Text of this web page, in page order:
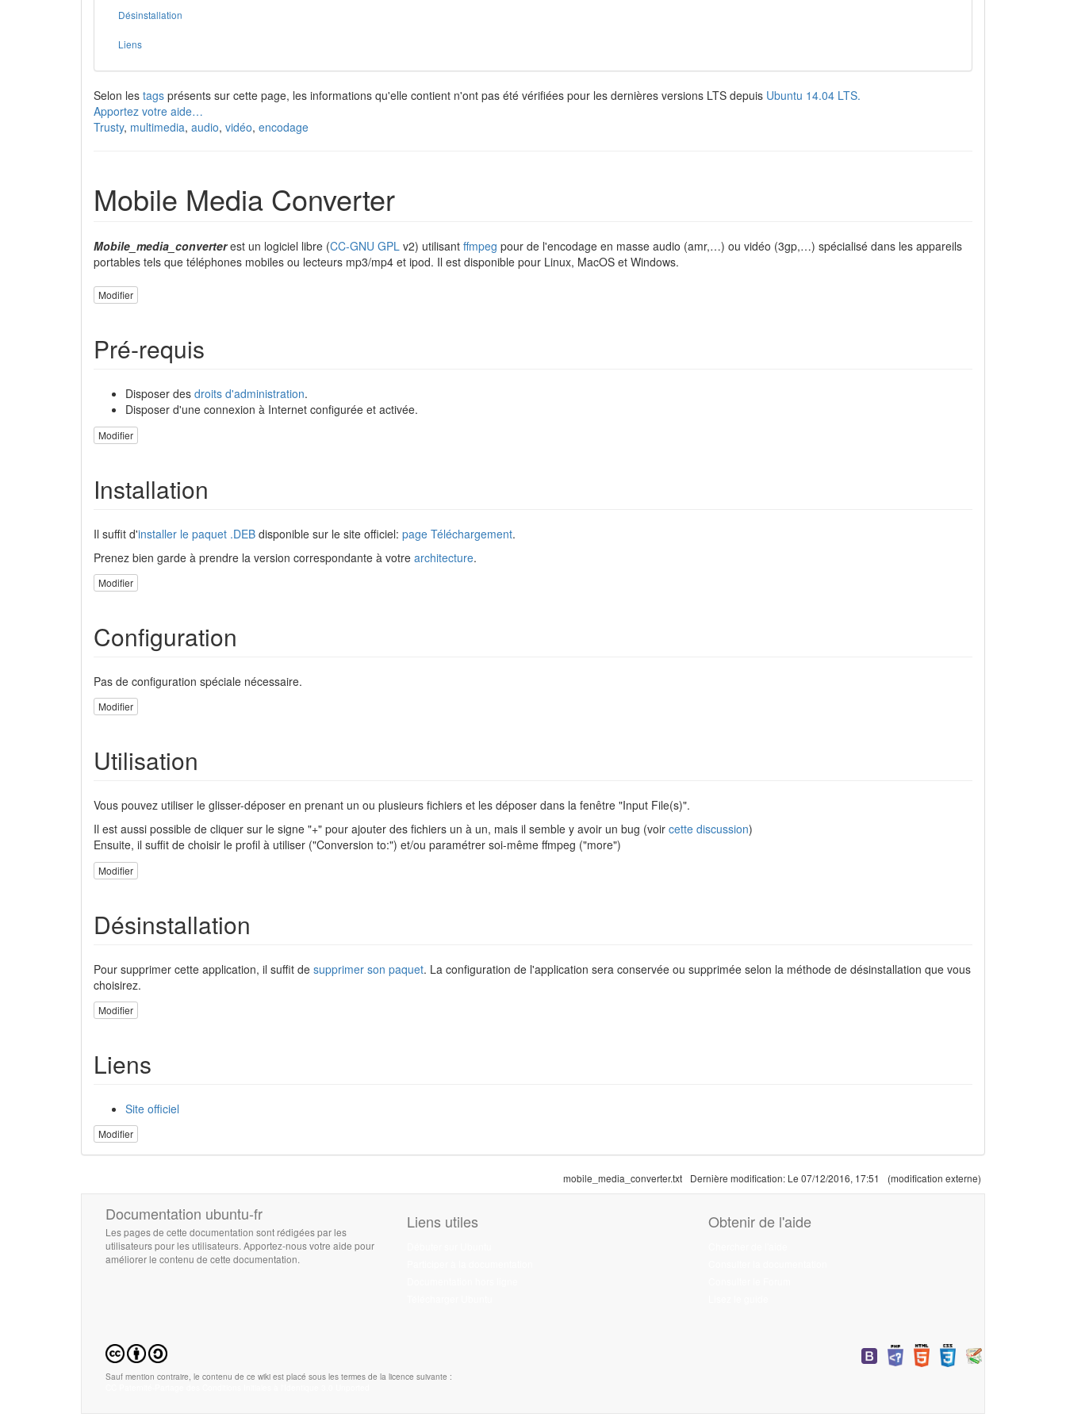
Désinstallation
Liens
Selon les tags présents sur cette page, les informations qu'elle contient n'ont pas été vérifiées pour les dernières versions LTS depuis Ubuntu 14.04 LTS.
Apportez votre aide…
Trusty, multimedia, audio, vidéo, encodage
Mobile Media Converter
Mobile_media_converterest un logiciel libre (CC-GNU GPL v2) utilisant ffmpeg pour de l'encodage en masse audio (amr,…) ou vidéo (3gp,…) spécialisé dans les appareils
portables tels que téléphones mobiles ou lecteurs mp3/mp4 et ipod. Il est disponible pour Linux, MacOS et Windows.
Modifier
Pré-requis
Disposer des droits d'administration.
Disposer d'une connexion à Internet configurée et activée.
Modifier
Installation
Il suffit d'installer le paquet .DEB disponible sur le site officiel: page Téléchargement.
Prenez bien garde à prendre la version correspondante à votre architecture.
Modifier
Configuration
Pas de configuration spéciale nécessaire.
Modifier
Utilisation
Vous pouvez utiliser le glisser-déposer en prenant un ou plusieurs fichiers et les déposer dans la fenêtre "Input File(s)".
Il est aussi possible de cliquer sur le signe "+" pour ajouter des fichiers un à un, mais il semble y avoir un bug (voir cette discussion)
Ensuite, il suffit de choisir le profil à utiliser ("Conversion to:") et/ou paramétrer soi-même ffmpeg ("more")
Modifier
Désinstallation
Pour supprimer cette application, il suffit de supprimer son paquet. La configuration de l'application sera conservée ou supprimée selon la méthode de désinstallation que vous
choisirez.
Modifier
Liens
Site officiel
Modifier
mobile_media_converter.txt Dernière modification: Le 07/12/2016, 17:51 (modification externe)
Documentation ubuntu-fr
Les pages de cette documentation sont rédigées par les
utilisateurs pour les utilisateurs. Apportez-nous votre aide pour
améliorer le contenu de cette documentation.
Liens utiles Obtenir de l'aide
Sauf mention contraire, le contenu de ce wiki est placé sous les termes de la licence suivante :